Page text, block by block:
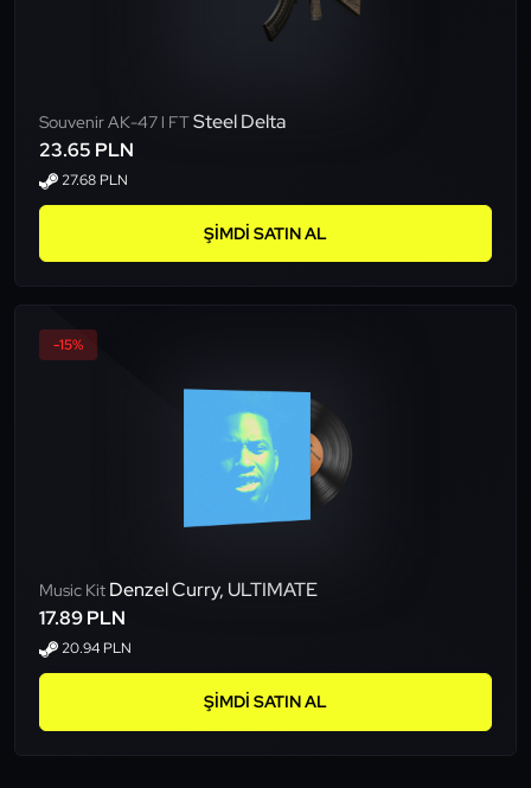
Souvenir AK-47 l FTSteel Delta
23.65 PLN
27.68 PLN
ŞIMDI SATIN AL
-15%
Music Kit Denzel Curry, ULTIMATE
17.89 PLN
20.94 PLN
ŞIMDI SATIN AL